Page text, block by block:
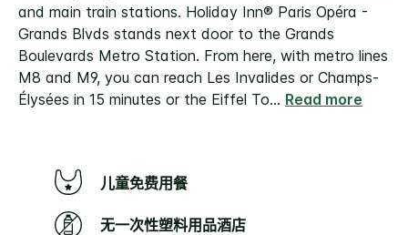
and main train stations. Holiday Inn® Paris Opéra -
Grands Blvds stands next door to the Grands
Boulevards Metro Station. From here, with metro lines
M8 and M9, you can reach Les Invalides or Champs-
Élysées in 15 minutes or the Eiffel To... Read more
儿童免费用餐
无一次性塑料用品酒店